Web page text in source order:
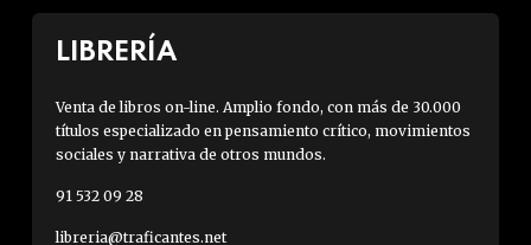
LIBRERÍA
Venta de libros on-line. Amplio fondo, con más de 30.000
títulos especializado en pensamiento crítico, movimientos
sociales y narrativa de otros mundos.
91 532 09 28
libreria@traficantes.net